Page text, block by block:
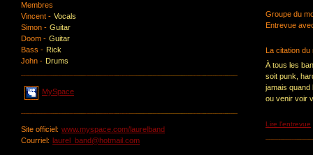
Membres
Vincent - Vocals
Simon - Guitar
Doom - Guitar
Bass - Rick
John - Drums
MySpace
Site officiel: www.myspace.com/laurelband
Courriel: laurel_band@hotmail.com
Groupe du
Entrevue
La citation du
À tous les
soit punk,
jamais
ou venir voir
Lire l'entrevue